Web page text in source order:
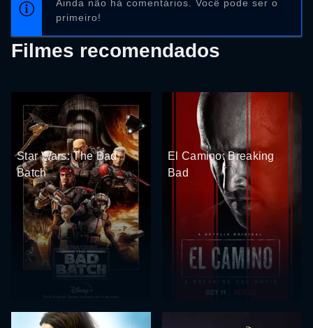
Ainda não há comentários. Você pode ser o
primeiro!
Filmes recomendados
Star Wars: The Bad
Batch
El Camino: Breaking
Bad